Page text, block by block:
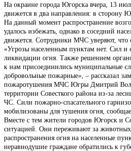
На окраине города Югорска вчера, 13
движется в два направления: в сторону
На данный момент распространение
удалось избежать, однако в соседний
движется. Сотрудники МЧС уверяют, что
«Угрозы населенным пунктам нет. Сил и
ликвидации огня. Также решением
к нам присоединились муниципальные
добровольные пожарные», – рассказал
пожаротушения МЧС Югры Дмитрий
территории Совесткого района из-за
ЧС. Сили пожарно-спасательного
мобилизованы для тушения огня,
Вместе с тем жители городов Югорск и
ситуацией. Они переживают за животных
распространения огня на населенные
неравнодушие граждане обратились к